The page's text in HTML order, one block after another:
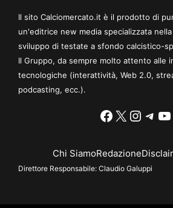
Il sito Calciomercato.it è il prodotto di
un'editrice new media specializzata
sviluppo di testate a sfondo calcistico-
Il Gruppo, da sempre molto attento alle
tecnologiche (interattività, Web 2.0,
podcasting, ecc.).
Facebook
X
Chi SiamoRedazione
Direttore Responsabile: Claudio Galuppi